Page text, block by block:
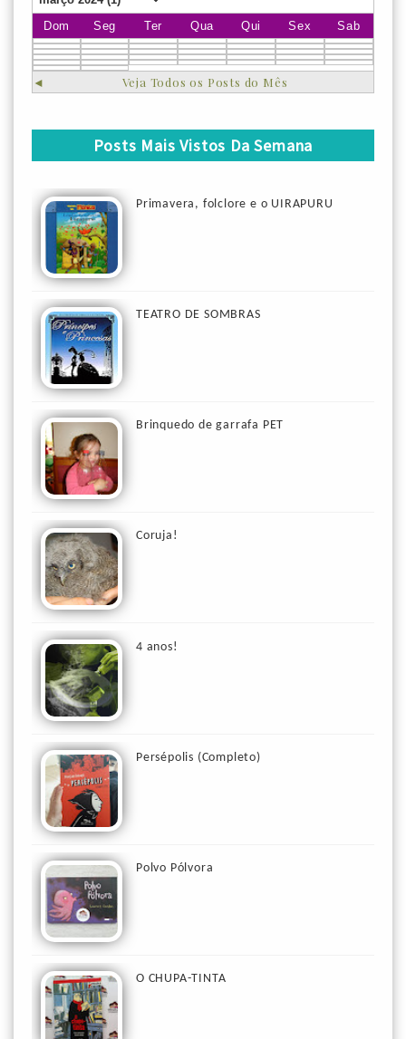
Dom Seg Ter Qua Qui Sex Sab
◄ Veja Todos os Posts do Mês
Posts Mais Vistos Da Semana
Primavera, folclore e o UIRAPURU
TEATRO DE SOMBRAS
Brinquedo de garrafa PET
Coruja!
4 anos!
Persépolis (Completo)
Polvo Pólvora
O CHUPA-TINTA